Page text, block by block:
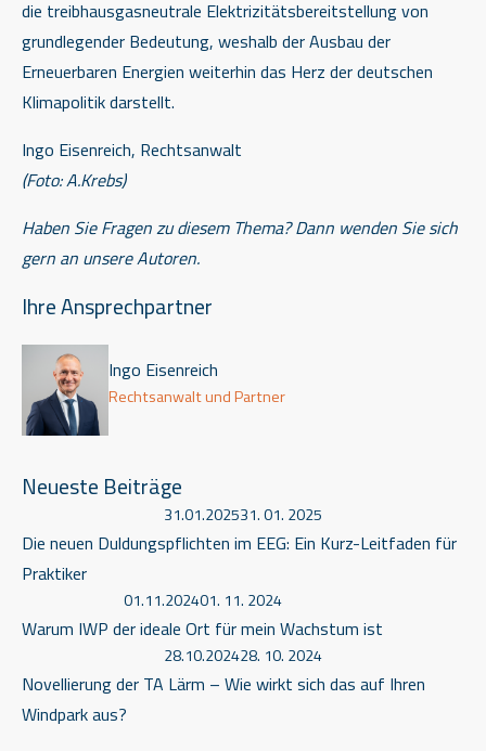
die treibhausgasneutrale Elektrizitätsbereitstellung von
grundlegender Bedeutung, weshalb der Ausbau der
Erneuerbaren Energien weiterhin das Herz der deutschen
Klimapolitik darstellt.
Ingo Eisenreich, Rechtsanwalt
(Foto: A.Krebs)
Haben Sie Fragen zu diesem Thema? Dann wenden Sie sich
gern an unsere Autoren.
Ihre Ansprechpartner
Ingo Eisenreich
Rechtsanwalt und Partner
Neueste Beiträge
31.01.202531. 01. 2025
Die neuen Duldungspflichten im EEG: Ein Kurz-Leitfaden für
Praktiker
01.11.202401. 11. 2024
Warum IWP der ideale Ort für mein Wachstum ist
28.10.202428. 10. 2024
Novellierung der TA Lärm – Wie wirkt sich das auf Ihren
Windpark aus?